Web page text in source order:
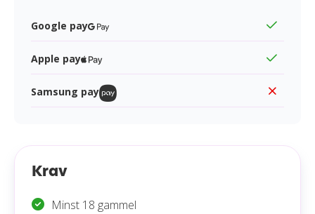
Google pay
Apple pay
Samsung pay
Krav
Minst 18 gammel